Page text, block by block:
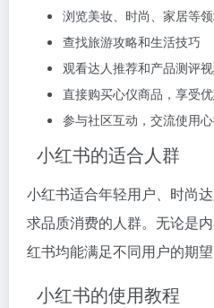
浏览美妆、时尚、家居等
查找旅游攻略和生活技巧
观看达人推荐和产品测评
直接购买心仪商品，享受
参与社区互动，交流使用
小红书的适合人群
小红书适合年轻用户、时尚
求品质消费的人群。无论是
红书均能满足不同用户的期望
小红书的使用教程